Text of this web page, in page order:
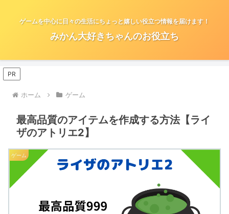
ゲームを中心に日々の生活にちょっと嬉しい役立つ情報を届けます！
みかん大好きちゃんのお役立ち
PR
ホーム ゲーム
最高品質のアイテムを作成する方法【ライ
ザのアトリエ2】
ゲーム